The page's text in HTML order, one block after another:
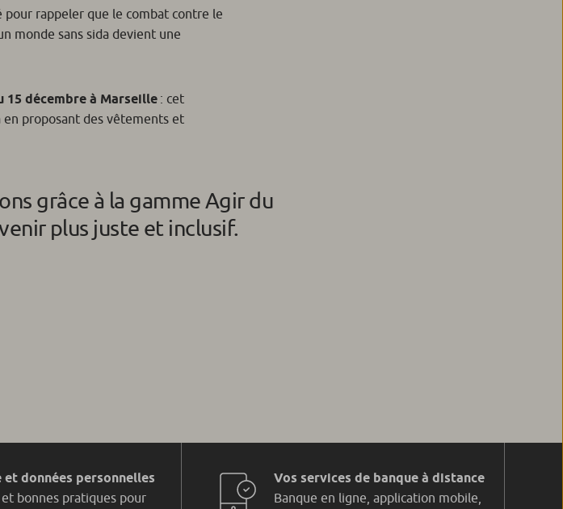
pour rappeler que le combat contre le
monde sans sida devient une
15 décembre à Marseille : cet
proposant des vêtements et
grâce à la gamme Agir du
plus juste et inclusif.
et données personnelles
et bonnes pratiques pour
Vos services de banque à distance
Banque en ligne, application mobile,